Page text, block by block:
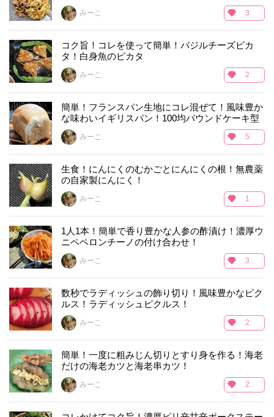
みーこ 3
コク旨！コレを使って簡単！バジルチーズピカ
タ！白身魚のピカタ
みーこ 2
簡単！フランスパン生地にコレ混ぜて！風味豊か
な味わいイギリスパン！100均パウンドケーキ型
みーこ 5
生食！にんにくのむかごとにんにくの根！無農薬
の自家製にんにく！
みーこ 1
1人1本！簡単で香り豊かな人参の酢漬け！濃厚ウ
ニペペロンチーノの付け合わせ！
みーこ 3
数秒でラディッシュの飾り切り！風味豊かなピク
ルス！ラディッシュピクルス！
みーこ 2
簡単！一度に粗みじん切りとすり身を作る！海老
だけの海老カツと海老串カツ！
みーこ 2